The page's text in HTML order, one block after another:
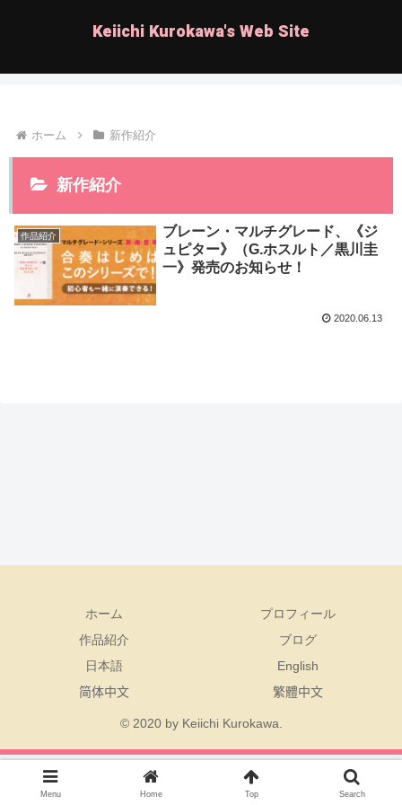
Keiichi Kurokawa's Web Site
ホーム 新作紹介
新作紹介
作品紹介
ブレーン・マルチグレード、《ジ
ュピター》（G.ホスルト／黒川圭
一》発売のお知らせ！
2020.06.13
ホーム
プロフィール
作品紹介
ブログ
日本語
English
简体中文
繁體中文
© 2020 by Keiichi Kurokawa.
Menu Home Top Search